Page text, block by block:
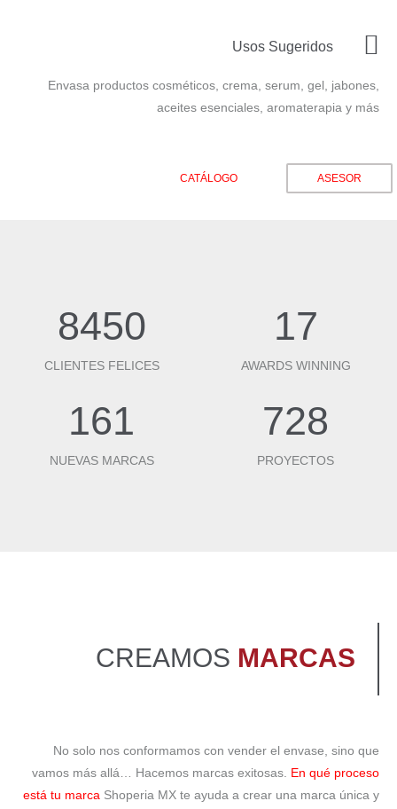
Usos Sugeridos
Envasa productos cosméticos, crema, serum, gel, jabones,
aceites esenciales, aromaterapia y más
ASESOR
CATÁLOGO
17
AWARDS WINNING
8450
CLIENTES FELICES
728
PROYECTOS
161
NUEVAS MARCAS
CREAMOS MARCAS
No solo nos conformamos con vender el envase, sino que
vamos más allá… Hacemos marcas exitosas. En qué proceso
está tu marca Shoperia MX te ayuda a crear una marca única y